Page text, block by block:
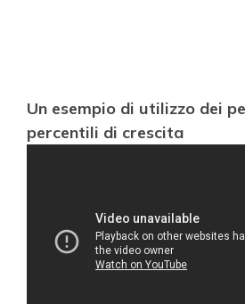
Un esempio di utilizzo dei
percentili di crescita